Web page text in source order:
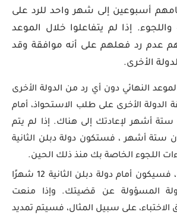
أسبوعين إلى شهر واحد للرد على
إذا لم يتفاعلوا خلال الموعد
عدم رد فعلهم على أنه موافقة وقد
الأخرى.
النهائي دون أي رد من الدولة الأخرى
الدولة الأخرى على طلب الاستحواذ، أمام
ستة أشهر لإعادتك إلى هناك. إذا لم يتم
ستة أشهر ، فستكون دولة دبلن الثانية
اللجوء الخاصة بك منذ ذلك الحين.
إذا تم سجنك، فسيكون أمام دولة دبلن الثانية 12 شهرًا
المسؤولة عن قضيتك. وإذا منعت
على سبيل المثال، فسيتم تمديد